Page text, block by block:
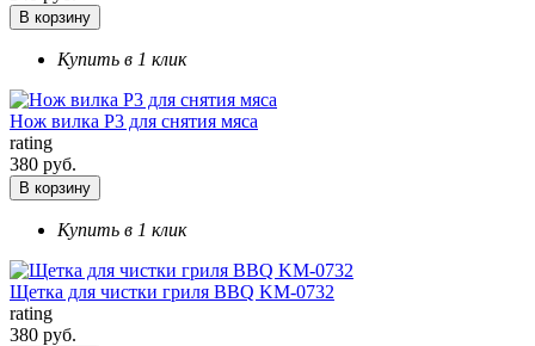
В корзину
Купить в 1 клик
Нож вилка Р3 для снятия мяса
rating
380 руб.
В корзину
Купить в 1 клик
Щетка для чистки гриля BBQ KM-0732
rating
380 руб.